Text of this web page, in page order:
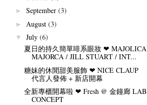
► September (3)
► August (3)
▼ July (6)
夏日的持久簡單啡系眼妝 ❤ MAJOLICA
MAJORCA / JILL STUART / INT...
糖妹的休閒甜美服飾 ❤ NICE CLAUP
代言人發佈 + 新店開幕
全新專櫃開幕啦 ❤ Fresh @ 金鐘廊 LAB
CONCEPT